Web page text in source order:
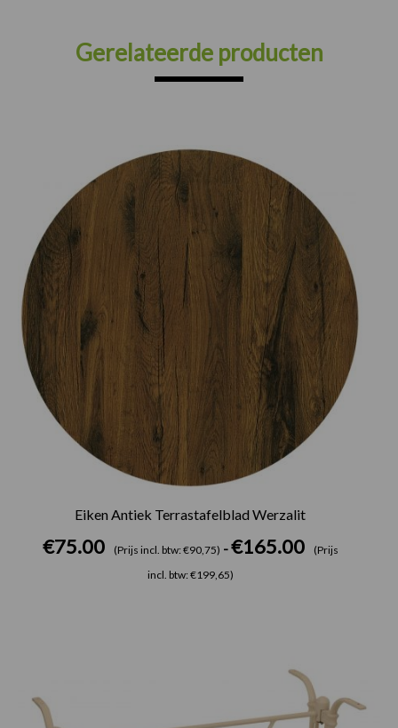
Gerelateerde producten
Eiken Antiek Terrastafelblad Werzalit
€75.00 (Prijs incl. btw: €90,75) - €165.00
(Prijs
incl. btw: €199,65)
Prijsklasse:
€75.00
tot
€165.00